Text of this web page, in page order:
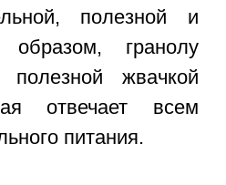
полезной и
гранолу
жвачкой
отвечает всем
питания.